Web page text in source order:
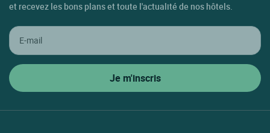
et recevez les bons plans et toute l'actualité de nos hôtels.